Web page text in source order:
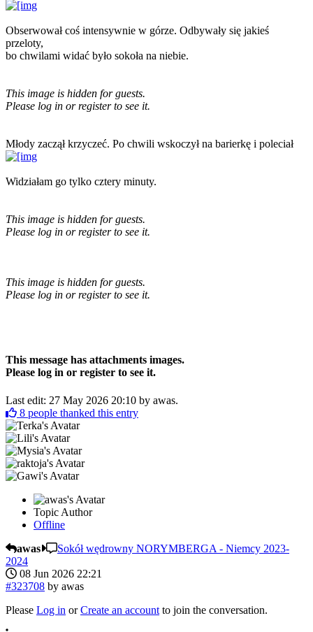
Obserwował coś intensywnie w górze. Odbywały się jakieś
przeloty,
bo chwilami widać było sokoła na niebie.
This image is hidden for guests.
Please log in or register to see it.
Młody zaczął krzyczeć. Po chwili wskoczył na barierkę i poleciał
Widziałam go tylko cztery minuty.
This image is hidden for guests.
Please log in or register to see it.
This image is hidden for guests.
Please log in or register to see it.
This message has attachments images.
Please log in or register to see it.
Last edit: 27 May 2026 20:10 by awas.
8 people thanked this entry
Topic Author
Offline
awas
Sokół wędrowny NORYMBERGA - Niemcy 2023-
2024
08 Jun 2026 22:21
#323708 by awas
Please Log in orCreate an account to join the conversation.